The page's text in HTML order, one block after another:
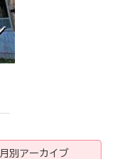
月別アーカイブ